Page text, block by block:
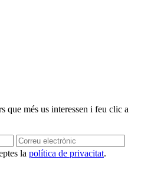
que més us interessen i feu clic a
la política de privacitat.